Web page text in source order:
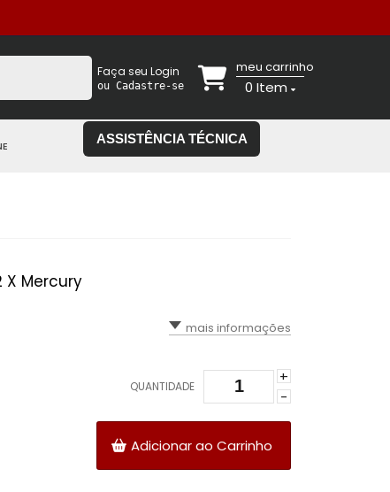
Faça seu Login
ou Cadastre-se
meu carrinho
0 Item
ASSISTÊNCIA TÉCNICA
X Mercury
mais informações
QUANTIDADE
+
-
Adicionar ao Carrinho